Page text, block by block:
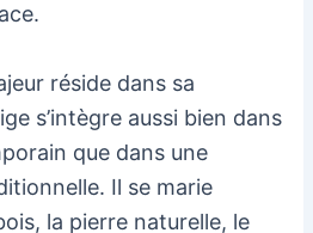
réside dans sa
s’intègre aussi bien dans
que dans une
Il se marie
la pierre naturelle, le